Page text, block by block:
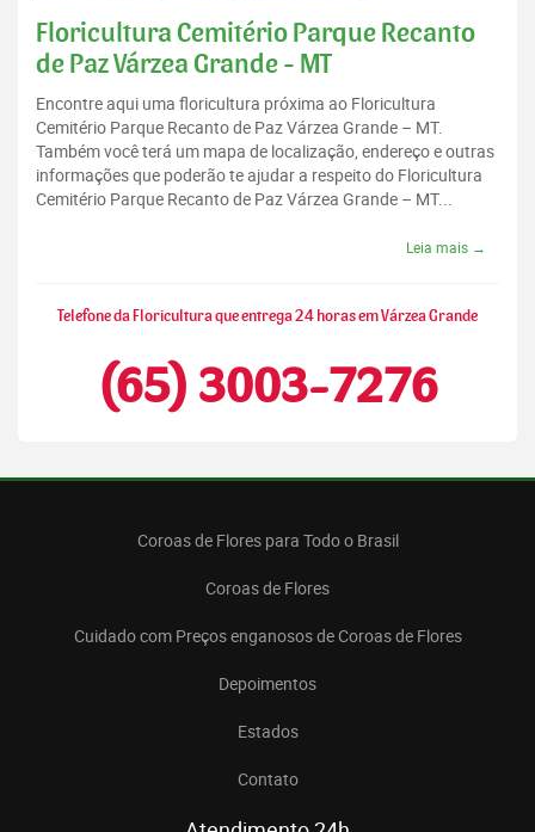
Floricultura Cemitério Parque Recanto
de Paz Várzea Grande - MT
Encontre aqui uma floricultura próxima ao Floricultura
Cemitério Parque Recanto de Paz Várzea Grande – MT.
Também você terá um mapa de localização, endereço e outras
informações que poderão te ajudar a respeito do Floricultura
Cemitério Parque Recanto de Paz Várzea Grande – MT...
Leia mais →
Telefone da Floricultura que entrega 24 horas em Várzea Grande
(65) 3003-7276
Coroas de Flores para Todo o Brasil
Coroas de Flores
Cuidado com Preços enganosos de Coroas de Flores
Depoimentos
Estados
Contato